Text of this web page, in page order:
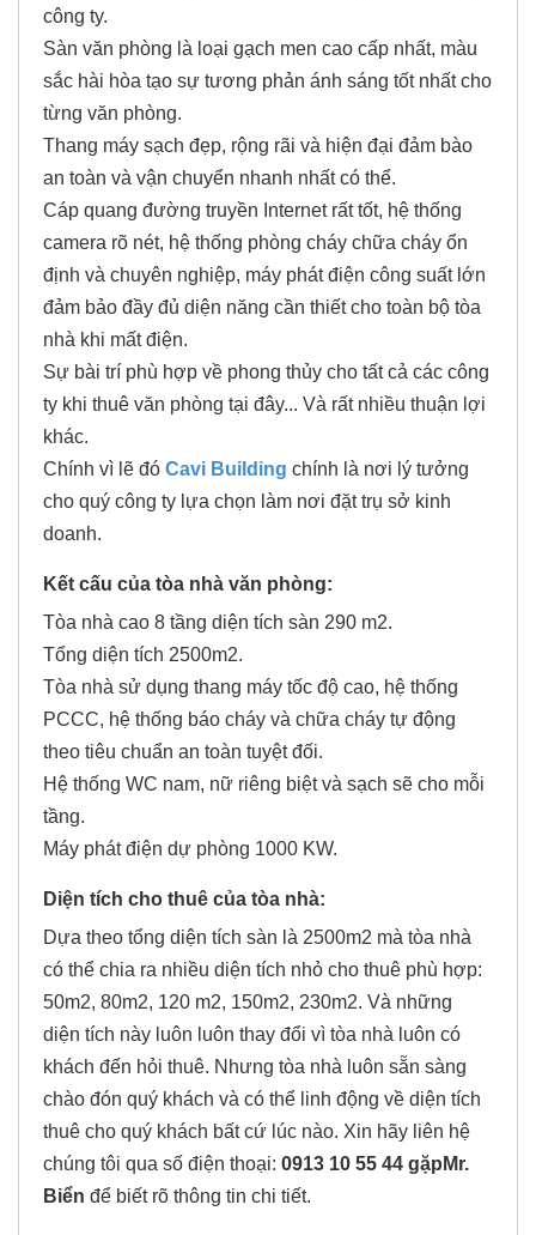
công ty.
Sàn văn phòng là loại gạch men cao cấp nhất, màu
sắc hài hòa tạo sự tương phản ánh sáng tốt nhất cho
từng văn phòng.
Thang máy sạch đẹp, rộng rãi và hiện đại đảm bào
an toàn và vận chuyển nhanh nhất có thể.
Cáp quang đường truyền Internet rất tốt, hệ thống
camera rõ nét, hệ thống phòng cháy chữa cháy ổn
định và chuyên nghiệp, máy phát điện công suất lớn
đảm bảo đầy đủ diện năng cần thiết cho toàn bộ tòa
nhà khi mất điện.
Sự bài trí phù hợp về phong thủy cho tất cả các công
ty khi thuê văn phòng tại đây... Và rất nhiều thuận lợi
khác.
Chính vì lẽ đó Cavi Building chính là nơi lý tưởng
cho quý công ty lựa chọn làm nơi đặt trụ sở kinh
doanh.
Kết cấu của tòa nhà văn phòng:
Tòa nhà cao 8 tầng diện tích sàn 290 m2.
Tổng diện tích 2500m2.
Tòa nhà sử dụng thang máy tốc độ cao, hệ thống
PCCC, hệ thống báo cháy và chữa cháy tự động
theo tiêu chuẩn an toàn tuyệt đối.
Hệ thống WC nam, nữ riêng biệt và sạch sẽ cho mỗi
tầng.
Máy phát điện dự phòng 1000 KW.
Diện tích cho thuê của tòa nhà:
Dựa theo tổng diện tích sàn là 2500m2 mà tòa nhà
có thể chia ra nhiều diện tích nhỏ cho thuê phù hợp:
50m2, 80m2, 120 m2, 150m2, 230m2. Và những
diện tích này luôn luôn thay đổi vì tòa nhà luôn có
khách đến hỏi thuê. Nhưng tòa nhà luôn sẵn sàng
chào đón quý khách và có thể linh động về diện tích
thuê cho quý khách bất cứ lúc nào. Xin hãy liên hệ
chúng tôi qua số điện thoại: 0913 10 55 44 gặpMr.
Biển để biết rõ thông tin chi tiết.